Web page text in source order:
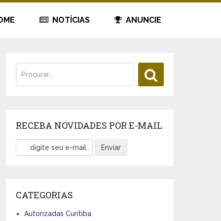
NOTÍCIAS ANUNCIE
RECEBA NOVIDADES POR E-MAIL
CATEGORIAS
Autorizadas Curitiba